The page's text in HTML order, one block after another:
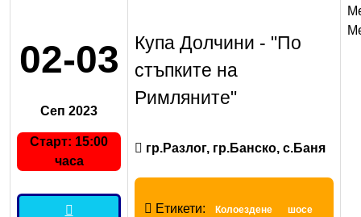
02-03
Сеп 2023
Старт: 15:00
часа
Купа Долчини - "По
стъпките на
Римляните"
гр.Разлог, гр.Банско, с.Баня
Етикети: Колоездене шосе